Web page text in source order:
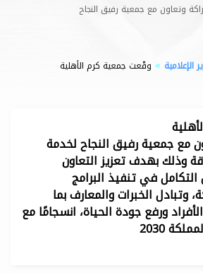
وتعاون مع ‫جمعية رفيق النجاح
الإعلامية وقّعت ‫جمعية كرم الأهلية
مذكرة شراكة وتعاون مع ‫جمعية رفيق النجاح لخدمة
وذلك بهدف تعزيز التعاون
في تنفيذ البرامج
وتبادل الخبرات والمعارف بما
ورفع جودة الحياة، انسجامًا مع